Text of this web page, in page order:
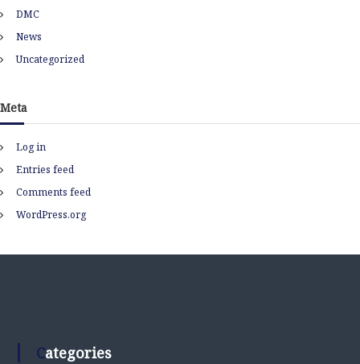
DMC
News
Uncategorized
Meta
Log in
Entries feed
Comments feed
WordPress.org
Categories